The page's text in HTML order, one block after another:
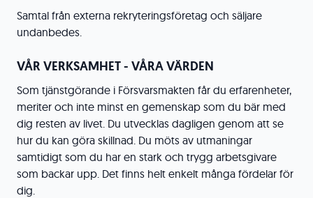
Samtal från externa rekryteringsföretag och säljare
undanbedes.
VÅR VERKSAMHET - VÅRA VÄRDEN
Som tjänstgörande i Försvarsmakten får du erfarenheter,
meriter och inte minst en gemenskap som du bär med
dig resten av livet. Du utvecklas dagligen genom att se
hur du kan göra skillnad. Du möts av utmaningar
samtidigt som du har en stark och trygg arbetsgivare
som backar upp. Det finns helt enkelt många fördelar för
dig.